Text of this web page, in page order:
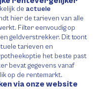
de actuele
hier de tarieven van alle
Filter eenvoudig op
geldverstrekker. Dit toont
tarieven en
het beste past
bevat gegevens vanaf
op de rentemarkt.
via onze website